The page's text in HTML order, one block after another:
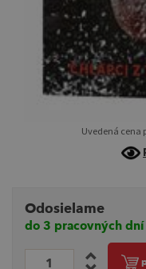
Uvedená cena
Odosielame
do 3 pracovných dní